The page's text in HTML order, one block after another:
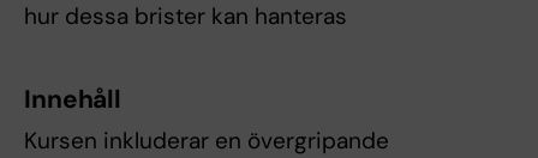
hur dessa brister kan hanteras
Innehåll
Kursen inkluderar en övergripande